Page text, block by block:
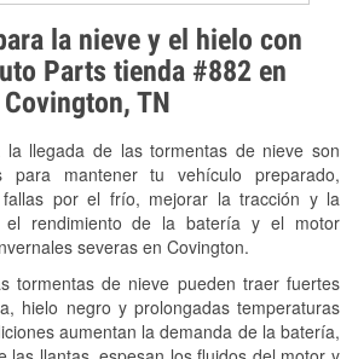
la nieve y el hielo con
Parts tienda #882 en
Covington, TN
llegada de las tormentas de nieve son
para mantener tu vehículo preparado,
por el frío, mejorar la tracción y la
el rendimiento de la batería y el motor
severas en Covington.
tormentas de nieve pueden traer fuertes
hielo negro y prolongadas temperaturas
aumentan la demanda de la batería,
de alternadores y
de la luz "Check Engine"
de baterías y aceite
de bombillas de faros
de limpiaparabrisas
de Préstamo de